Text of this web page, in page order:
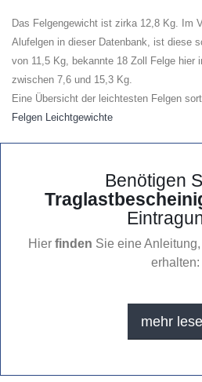
Das Felgengewicht ist zirka 12,8 Kg. Im
Alufelgen in dieser Datenbank, ist diese
von 11,5 Kg, bekannte 18 Zoll Felge hier
zwischen 7,6 und 15,3 Kg.
Eine Übersicht der leichtesten Felgen
Felgen Leichtgewichte
Benötigen
Hier finden Sie eine
erhalten:
mehr